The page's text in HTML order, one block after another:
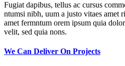
Fugiat dapibus, tellus ac cursus
ntumsi nibh, uum a justo vitaes amet
amet fermntum orem ipsum quia
velit, sed quia nons.
We Can Deliver On Projects